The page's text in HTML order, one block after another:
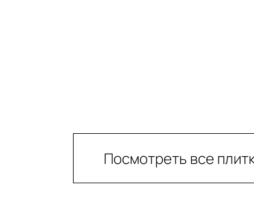
Посмотреть все